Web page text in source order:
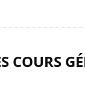
COURS